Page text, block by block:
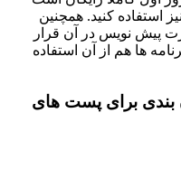
کنید. همچنین
نویس در آن قرار
هم از آن استفاده